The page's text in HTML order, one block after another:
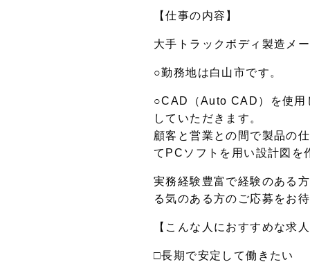
【仕事の内容】
大手トラックボディ製造メ
○勤務地は白山市です。
○CAD（Auto CAD）を使用
していただきます。
顧客と営業との間で製品の
てPCソフトを用い設計図を
実務経験豊富で経験のある
る気のある方のご応募をお
【こんな人におすすめな求
□長期で安定して働きた